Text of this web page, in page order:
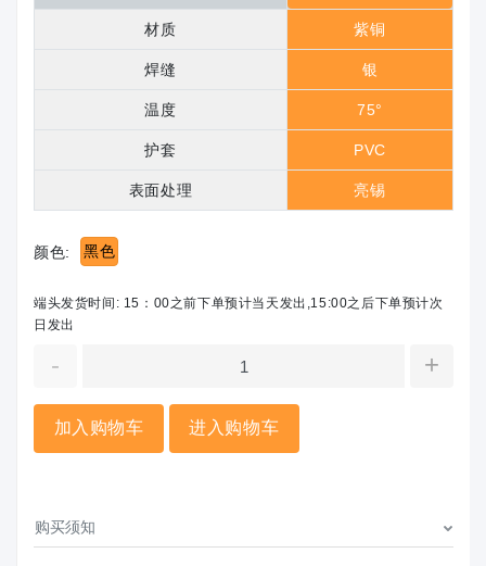
材质 紫铜
焊缝 银
温度 75°
护套 PVC
表面处理 亮锡
颜色: 黑色
端头发货时间: 15：00之前下单预计当天发出,15:00之后下单预计次
日发出
- +
加入购物车 进入购物车
购买须知